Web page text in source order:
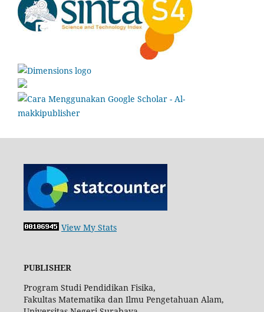
View My Stats
PUBLISHER
Program Studi Pendidikan Fisika,
Fakultas Matematika dan Ilmu Pengetahuan Alam,